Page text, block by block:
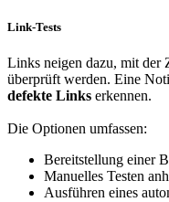
Link-Tests
Links neigen dazu, mit der
überprüft werden. Eine
defekte Links erkennen.
Die Optionen umfassen:
Bereitstellung einer
Manuelles Testen
Ausführen eines